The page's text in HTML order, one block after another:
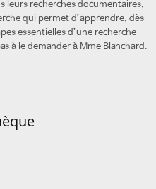
leurs recherches documentaires,
qui permet d’apprendre, dès
essentielles d’une recherche
à le demander à Mme Blanchard.